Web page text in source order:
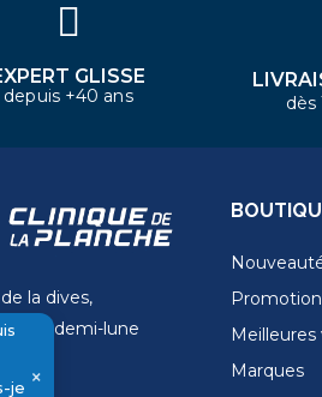
je ×
GLISSE
depuis +40 ans dès
la dives,
de la demi-lune
Marques